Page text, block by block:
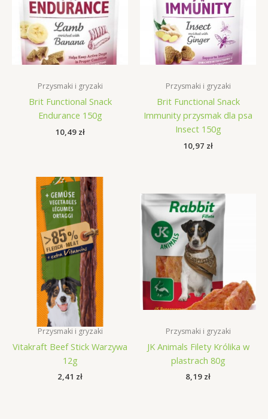
Przysmaki i gryzaki
Brit Functional Snack
Endurance 150g
10,49 zł
Przysmaki i gryzaki
Brit Functional Snack
Immunity przysmak dla psa
Insect 150g
10,97 zł
Przysmaki i gryzaki
Vitakraft Beef Stick Warzywa
12g
2,41 zł
Przysmaki i gryzaki
JK Animals Filety Królika w
plastrach 80g
8,19 zł